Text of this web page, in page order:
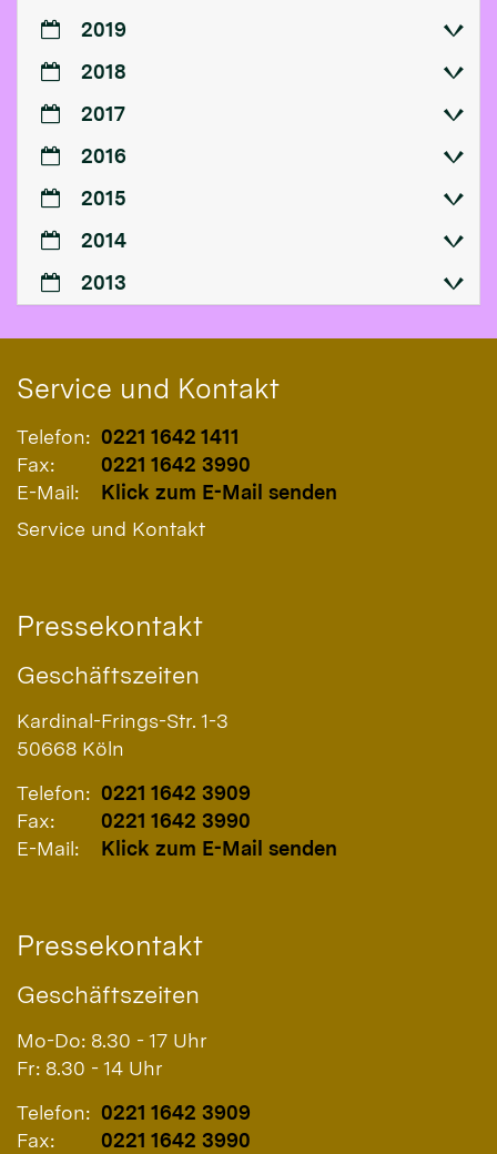
2019
2018
2017
2016
2015
2014
2013
Service und Kontakt
Telefon: 0221 1642 1411
Fax:
0221 1642 3990
E-Mail:
Klick zum E-Mail senden
Service und Kontakt
Pressekontakt
Geschäftszeiten
Kardinal-Frings-Str. 1-3
50668 Köln
Telefon: 0221 1642 3909
Fax:
0221 1642 3990
E-Mail:
Klick zum E-Mail senden
Pressekontakt
Geschäftszeiten
Mo-Do: 8.30 - 17 Uhr
Fr: 8.30 - 14 Uhr
Telefon: 0221 1642 3909
Fax:
0221 1642 3990